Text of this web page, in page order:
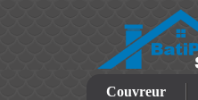
Couvreur